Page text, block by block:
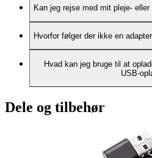
Kan jeg rejse med mit pleje-
Hvorfor følger der ikke en
Hvad kan jeg bruge til at
USB-
Dele og tilbehør